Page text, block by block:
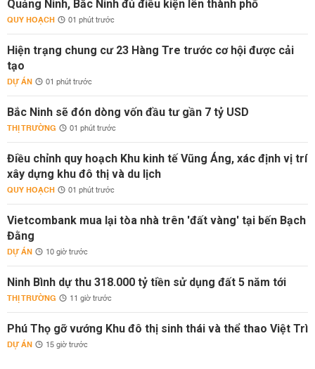
Quảng Ninh, Bắc Ninh đủ điều kiện lên thành phố
QUY HOẠCH 01 phút trước
Hiện trạng chung cư 23 Hàng Tre trước cơ hội được cải
tạo
DỰ ÁN 01 phút trước
Bắc Ninh sẽ đón dòng vốn đầu tư gần 7 tỷ USD
THỊ TRƯỜNG 01 phút trước
Điều chỉnh quy hoạch Khu kinh tế Vũng Áng, xác định vị trí
xây dựng khu đô thị và du lịch
QUY HOẠCH 01 phút trước
Vietcombank mua lại tòa nhà trên 'đất vàng' tại bến Bạch
Đằng
DỰ ÁN 10 giờ trước
Ninh Bình dự thu 318.000 tỷ tiền sử dụng đất 5 năm tới
THỊ TRƯỜNG 11 giờ trước
Phú Thọ gỡ vướng Khu đô thị sinh thái và thể thao Việt Trì
DỰ ÁN 15 giờ trước